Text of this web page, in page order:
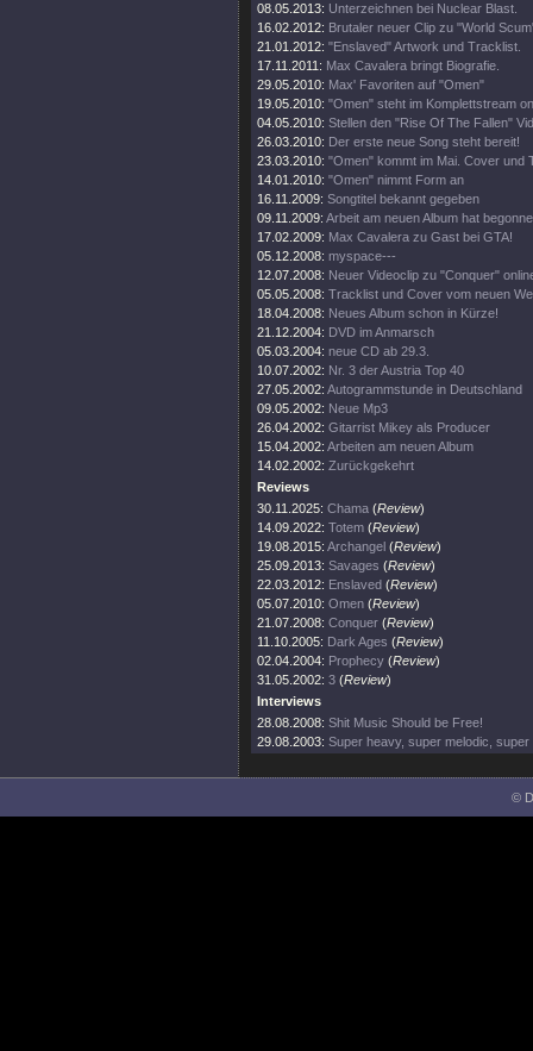
08.05.2013: Unterzeichnen bei Nuclear Blast.
16.02.2012: Brutaler neuer Clip zu "World
21.01.2012: "Enslaved" Artwork und Tracklist.
17.11.2011: Max Cavalera bringt Biografie.
29.05.2010: Max' Favoriten auf "Omen"
19.05.2010: "Omen" steht im Komplettstream
04.05.2010: Stellen den "Rise Of The Fallen"
26.03.2010: Der erste neue Song steht bereit!
23.03.2010: "Omen" kommt im Mai. Cover und
14.01.2010: "Omen" nimmt Form an
16.11.2009: Songtitel bekannt gegeben
09.11.2009: Arbeit am neuen Album hat
17.02.2009: Max Cavalera zu Gast bei GTA!
05.12.2008: myspace---
12.07.2008: Neuer Videoclip zu "Conquer"
05.05.2008: Tracklist und Cover vom neuen
18.04.2008: Neues Album schon in Kürze!
21.12.2004: DVD im Anmarsch
05.03.2004: neue CD ab 29.3.
10.07.2002: Nr. 3 der Austria Top 40
27.05.2002: Autogrammstunde in Deutschland
09.05.2002: Neue Mp3
26.04.2002: Gitarrist Mikey als Producer
15.04.2002: Arbeiten am neuen Album
14.02.2002: Zurückgekehrt
Reviews
30.11.2025: Chama (Review)
14.09.2022: Totem (Review)
19.08.2015: Archangel (Review)
25.09.2013: Savages (Review)
22.03.2012: Enslaved (Review)
05.07.2010: Omen (Review)
21.07.2008: Conquer (Review)
11.10.2005: Dark Ages (Review)
02.04.2004: Prophecy (Review)
31.05.2002: 3 (Review)
Interviews
28.08.2008: Shit Music Should be Free!
29.08.2003: Super heavy, super melodic,
©